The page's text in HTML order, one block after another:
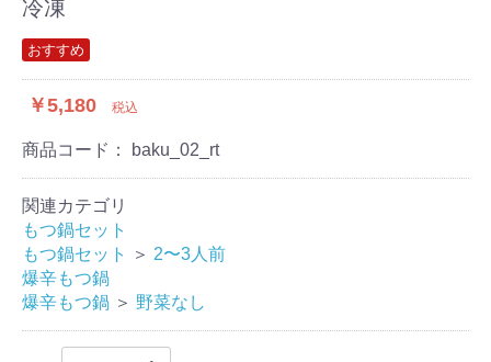
冷凍
おすすめ
￥5,180 税込
商品コード： baku_02_rt
関連カテゴリ
もつ鍋セット
もつ鍋セット
＞ 2〜3人前
爆辛もつ鍋
爆辛もつ鍋 ＞ 野菜なし